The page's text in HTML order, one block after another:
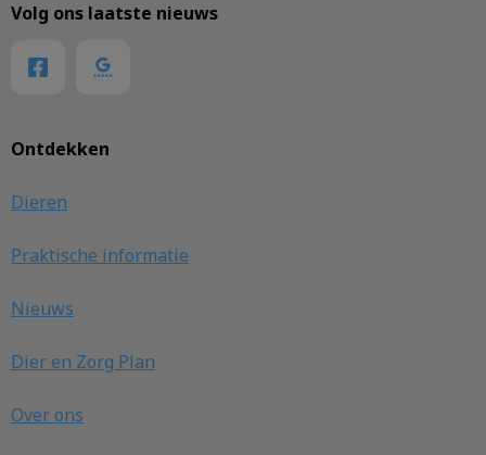
Ontdekken
Dieren
Praktische informatie
Nieuws
Dier en Zorg Plan
Over ons
Volg ons laatste nieuws